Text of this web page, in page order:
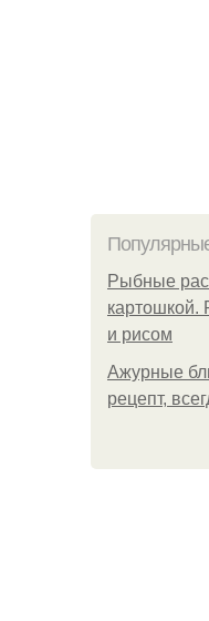
Рыбные
картошкой.
и рисом
Ажурные
рецепт,